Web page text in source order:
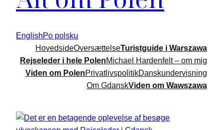
EnglishPo polsku
HovedsideOversættelseTuristguide i Warszawa
Rejseleder i hele PolenMichael Hardenfelt – om mig
Viden om PolenPrivatlivspolitikDanskundervisning
Om GdanskViden om Wawszawa